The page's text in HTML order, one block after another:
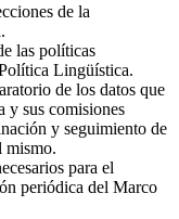
de la
las políticas
Lingüística.
de los datos que
y sus comisiones
y seguimiento de
mismo.
para el
periódica del Marco